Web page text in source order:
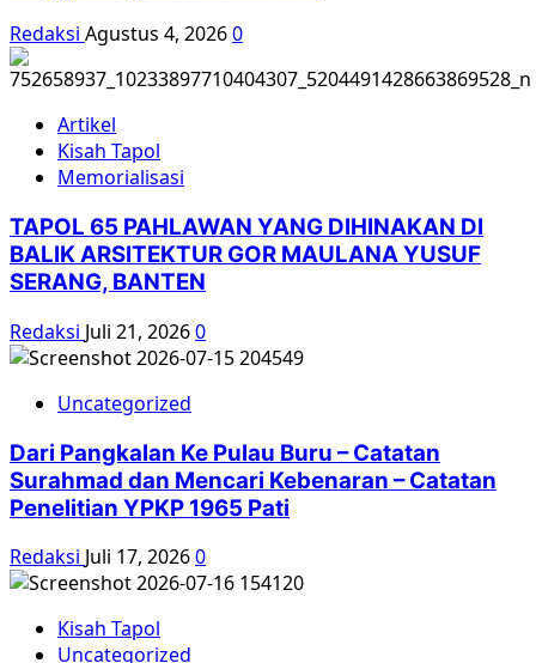
Redaksi Agustus 4, 20260
Artikel
Kisah Tapol
Memorialisasi
TAPOL 65 PAHLAWAN YANG DIHINAKAN DI
BALIK ARSITEKTUR GOR MAULANA YUSUF
SERANG, BANTEN
Redaksi Juli 21, 20260
Uncategorized
Dari Pangkalan Ke Pulau Buru – Catatan
Surahmad dan Mencari Kebenaran – Catatan
Penelitian YPKP 1965 Pati
Redaksi Juli 17, 20260
Kisah Tapol
Uncategorized